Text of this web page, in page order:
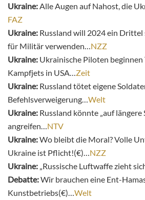
Ukraine: Alle Augen auf Nahost, die
FAZ
Ukraine: Russland will 2024 ein Drittel
für Militär verwenden… NZZ
Ukraine: Ukrainische Piloten beginnen
Kampfjets in USA… Zeit
Ukraine: Russland tötet eigene
Befehlsverweigerung… Welt
Ukraine: Russland könnte „auf längere
angreifen… NTV
Ukraine:Wo bleibt die Moral? Volle
Ukraine ist Pflicht!(€)… NZZ
Ukraine: „Russische Luftwaffe zieht
Debatte:Wir brauchen eine Ent-
Kunstbetriebs(€)… Welt